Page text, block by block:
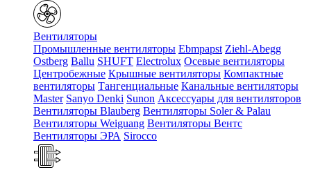
Вентиляторы
Промышленные вентиляторы Ebmpapst Ziehl-Abegg
Ostberg Ballu SHUFT Electrolux Осевые вентиляторы
Центробежные Крышные вентиляторы Компактные
вентиляторы Тангенциальные Канальные вентиляторы
Master Sanyo Denki Sunon Аксессуары для вентиляторов
Вентиляторы Blauberg Вентиляторы Soler & Palau
Вентиляторы Weiguang Вентиляторы Вентс
Вентиляторы ЭРА Sirocco